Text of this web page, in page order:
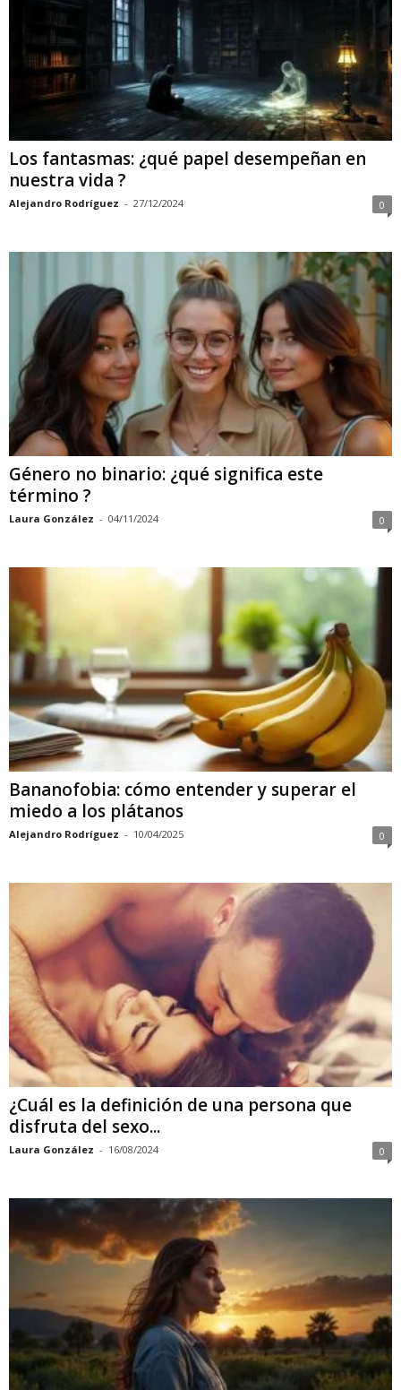
Los fantasmas: ¿qué papel desempeñan en
nuestra vida ?
Alejandro Rodríguez - 27/12/2024 0
Género no binario: ¿qué significa este
término ?
Laura González - 04/11/2024 0
Bananofobia: cómo entender y superar el
miedo a los plátanos
Alejandro Rodríguez - 10/04/2025 0
¿Cuál es la definición de una persona que
disfruta del sexo...
Laura González - 16/08/2024 0